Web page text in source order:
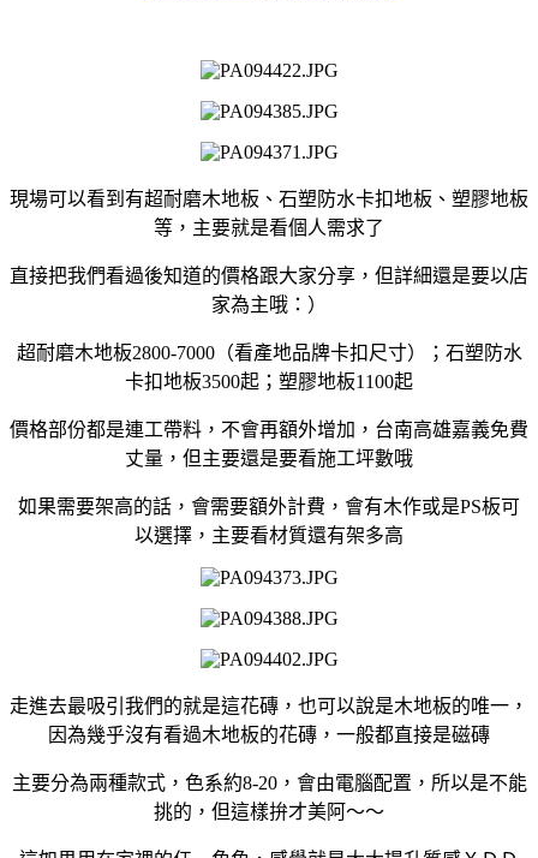
現場可以看到有超耐磨木地板、石塑防水卡扣地板、塑膠地板
等，主要就是看個人需求了
直接把我們看過後知道的價格跟大家分享，但詳細還是要以店
家為主哦：）
超耐磨木地板2800-7000（看產地品牌卡扣尺寸）；石塑防水
卡扣地板3500起；塑膠地板1100起
價格部份都是連工帶料，不會再額外增加，台南高雄嘉義免費
丈量，但主要還是要看施工坪數哦
如果需要架高的話，會需要額外計費，會有木作或是PS板可
以選擇，主要看材質還有架多高
走進去最吸引我們的就是這花磚，也可以說是木地板的唯一，
因為幾乎沒有看過木地板的花磚，一般都直接是磁磚
主要分為兩種款式，色系約8-20，會由電腦配置，所以是不能
挑的，但這樣拚才美阿～～